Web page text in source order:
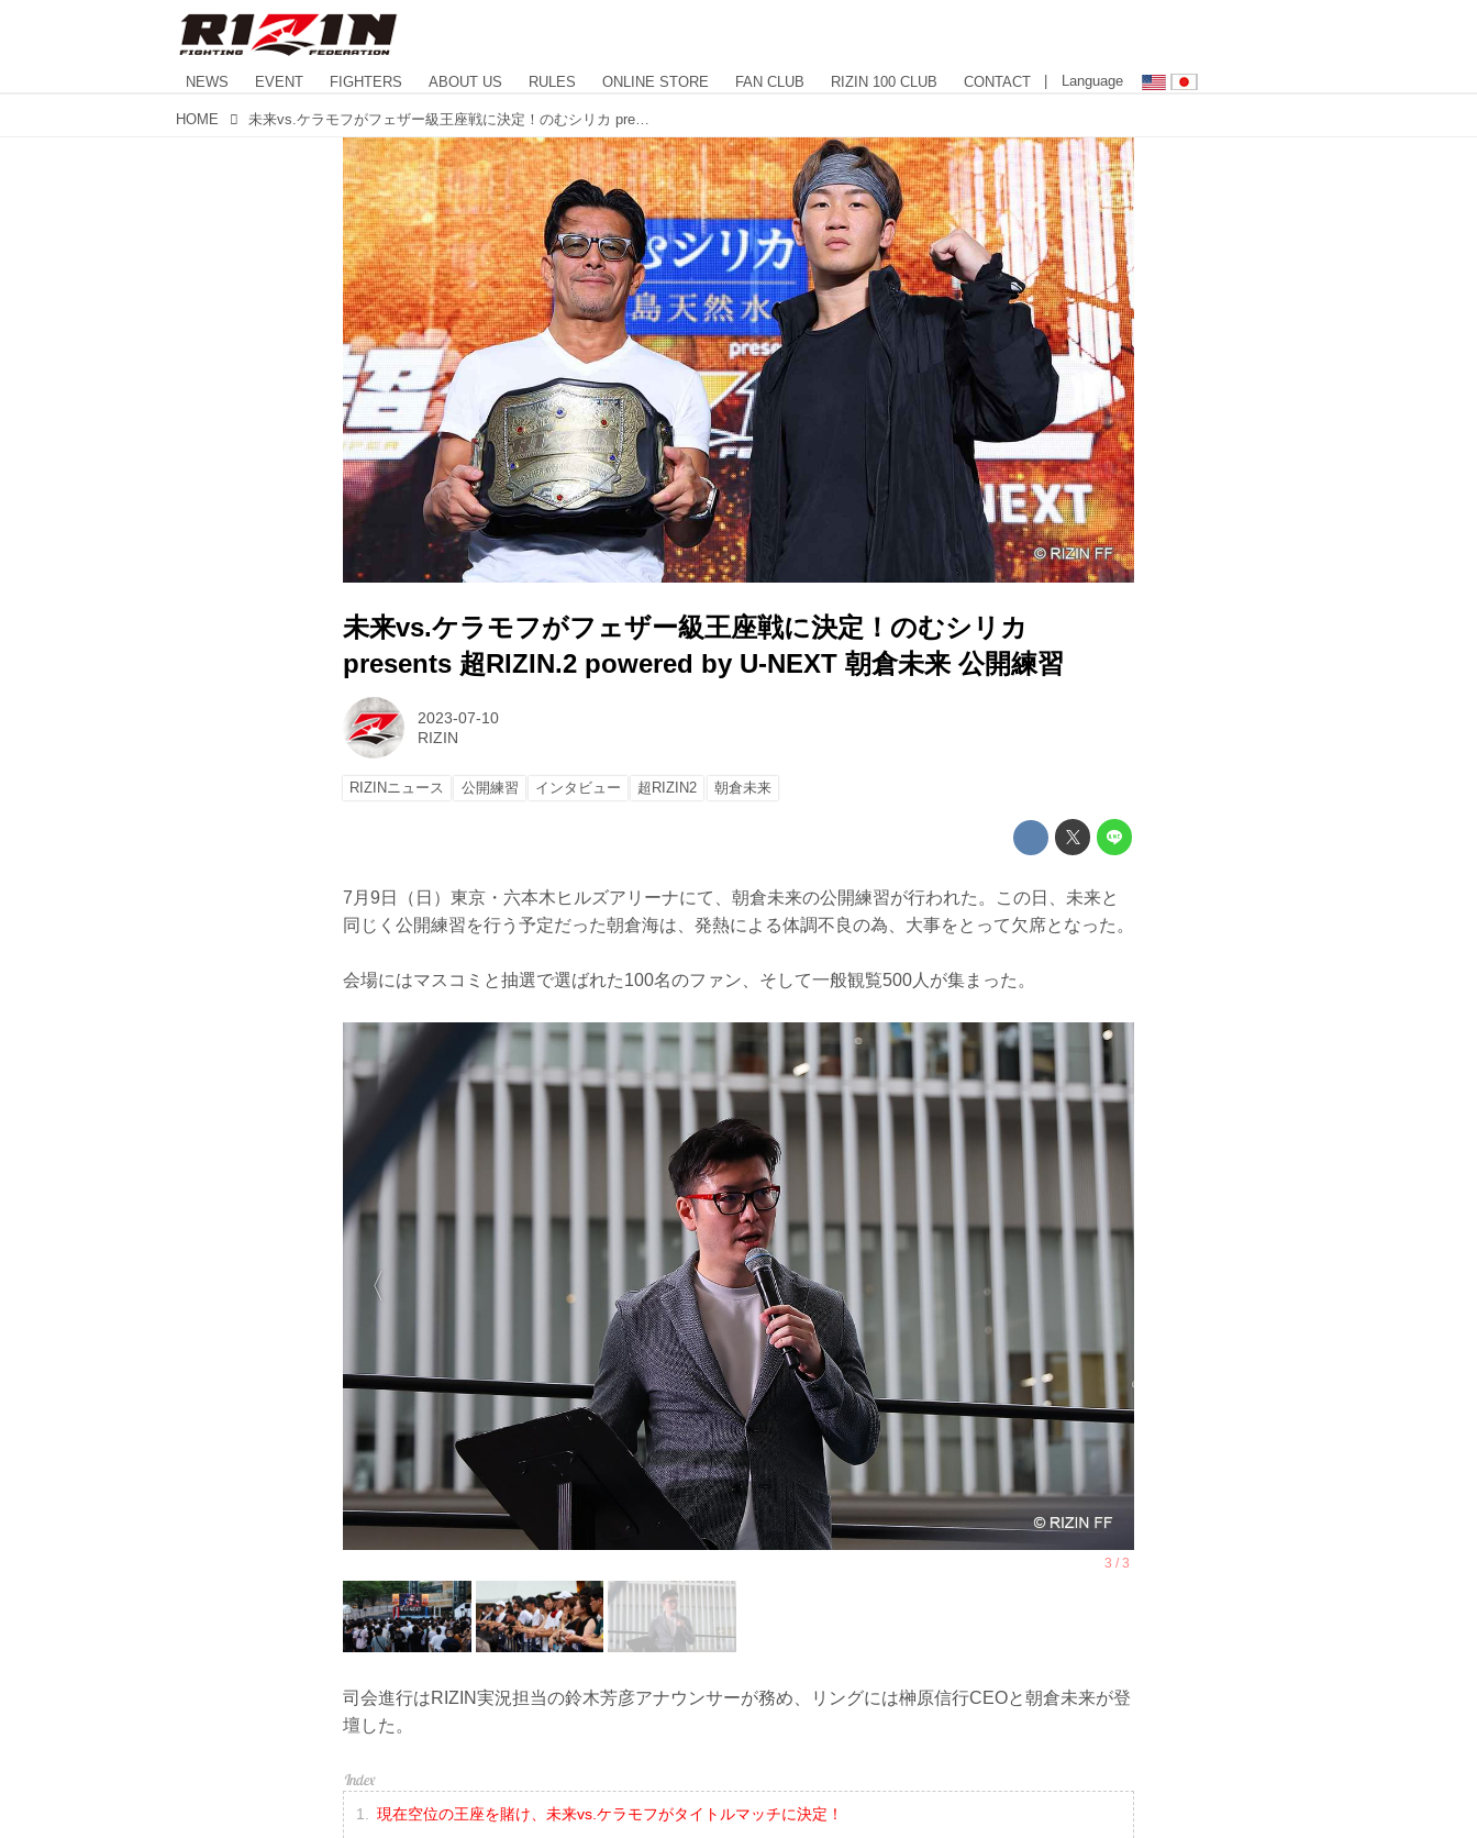
NEWS EVENT FIGHTERS ABOUT US RULES ONLINE STORE FAN CLUB RIZIN 100 CLUB CONTACT | Language
HOME
未来vs.ケラモフがフェザー級王座戦に決定！のむシリカ
presents 超RIZIN.2 powered by U-NEXT 朝倉未来 公開練習
2023-07-10
RIZIN
RIZINニュース 公開練習 インタビュー 超RIZIN2 朝倉未来
7月9日（日）東京・六本木ヒルズアリーナにて、朝倉未来の公開練習が行われた。この日、未来と
同じく公開練習を行う予定だった朝倉海は、発熱による体調不良の為、大事をとって欠席となった。
会場にはマスコミと抽選で選ばれた100名のファン、そして一般観覧500人が集まった。
司会進行はRIZIN実況担当の鈴木芳彦アナウンサーが務め、リングには榊原信行CEOと朝倉未来が登
壇した。
現在空位の王座を賭け、未来vs.ケラモフがタイトルマッチに決定！